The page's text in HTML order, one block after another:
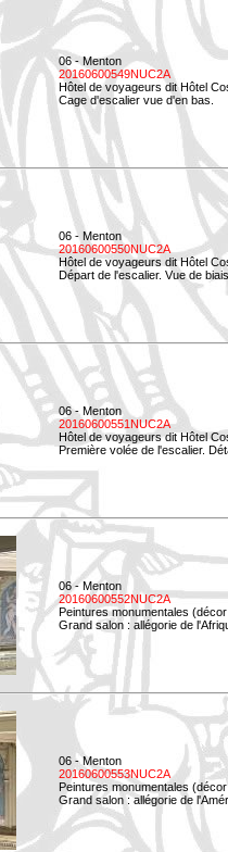
06 - Menton
20160600549NUC2A
Hôtel de voyageurs dit Hôtel
Cage d'escalier vue d'en bas.
06 - Menton
20160600550NUC2A
Hôtel de voyageurs dit Hôtel
Départ de l'escalier. Vue de
06 - Menton
20160600551NUC2A
Hôtel de voyageurs dit Hôtel
Première volée de l'escalier.
06 - Menton
20160600552NUC2A
Peintures monumentales
Grand salon : allégorie de
06 - Menton
20160600553NUC2A
Peintures monumentales
Grand salon : allégorie de